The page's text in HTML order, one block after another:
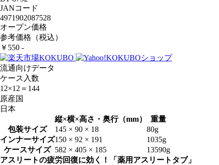
JANコード
4971902087528
オープン価格
参考価格（税込）
￥550 -
流通向けデータ
ケース入数
12×12＝144
原産国
日本
縦×横×高さ・奥行（mm）
重量
包装サイズ
145 × 90 × 18
80g
インナーサイズ150 × 92 × 191
1035g
ケースサイズ 582 × 405 × 185
13590g
アスリートの疲労回復に効く！「薬用アスリートタブ」